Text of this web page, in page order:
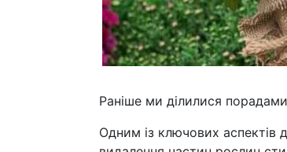
Раніше ми ділилися
Одним із ключових аспектів